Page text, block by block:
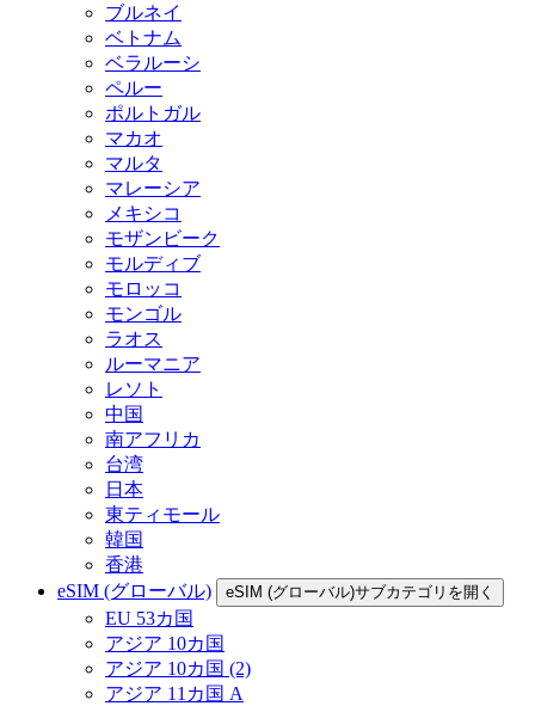
ブルネイ
ベトナム
ベラルーシ
ペルー
ポルトガル
マカオ
マルタ
マレーシア
メキシコ
モザンビーク
モルディブ
モロッコ
モンゴル
ラオス
ルーマニア
レソト
中国
南アフリカ
台湾
日本
東ティモール
韓国
香港
eSIM (グローバル)
eSIM (グローバル)サブカテゴリを開く
EU 53カ国
アジア 10カ国
アジア 10カ国 (2)
アジア 11カ国 A